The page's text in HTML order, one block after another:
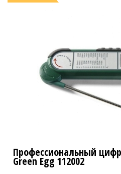
Профессиональный
Green Egg 112002